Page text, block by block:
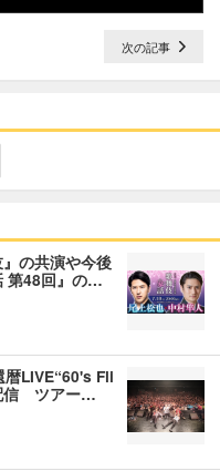
次の記事
の共演や今後
第48回』の…
LIVE“60's Fli
信 ツアー…